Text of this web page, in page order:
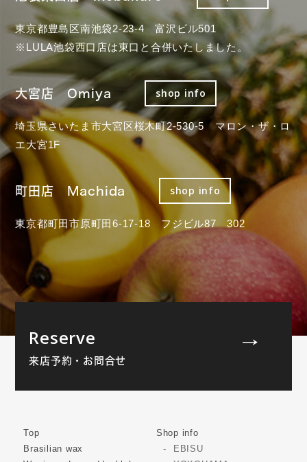
東京都豊島区南池袋2-23-4 富沢ビル501
※LULA池袋西口店は東口と合併いたしました。
大宮店 Omiya shop info
埼玉県さいたま市大宮区桜木町2-530-5 マロン・ザ・ロ
エ大宮1F
町田店 Machida shop info
東京都町田市原町田6-17-18 フジビル87 302
Reserve
来店予約・お問合せ
Top
Brasilian wax
Shop info
EBISU